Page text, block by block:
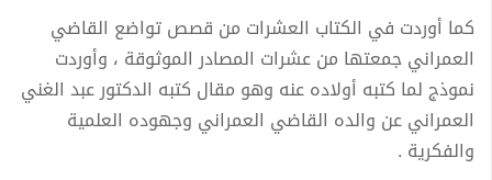
كما أوردت في الكتاب العشرات من قصص تواضع القاضي
العمراني جمعتها من عشرات المصادر الموثوقة ، وأوردت
نموذج لما كتبه أولاده عنه وهو مقال كتبه الدكتور عبد الغني
العمراني عن والده القاضي العمراني وجهوده العلمية
والفكرية .